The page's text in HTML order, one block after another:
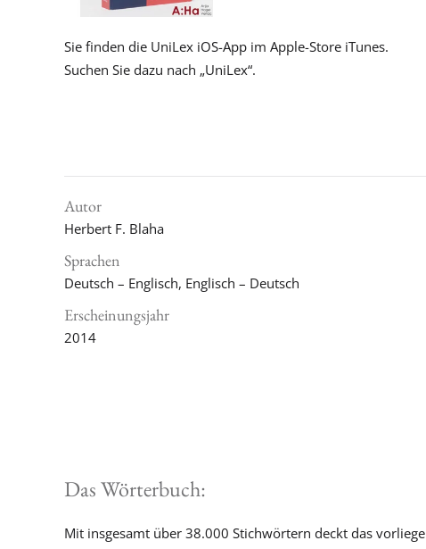
Sie finden die UniLex iOS-App im Apple-Store iTunes.
Suchen Sie dazu nach „UniLex“.
Autor
Herbert F. Blaha
Sprachen
Deutsch – Englisch, Englisch – Deutsch
Erscheinungsjahr
2014
Das Wörterbuch:
Mit insgesamt über 38.000 Stichwörtern deckt das